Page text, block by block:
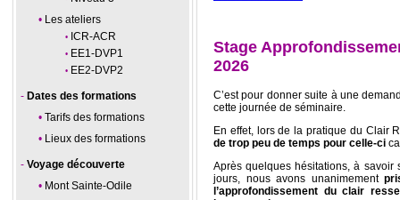
Les ateliers
ICR-ACR
EE1-DVP1
EE2-DVP2
Dates des formations
Tarifs des formations
Lieux des formations
Voyage découverte
Mont Sainte-Odile
Stage
2026
C’est pour donner suite à une
cette journée de séminaire.
En effet, lors de la pratique du Clair
de trop peu de temps pour celle-ci
Après quelques hésitations, à
jours, nous avons unanimement
l’approfondissement du clair